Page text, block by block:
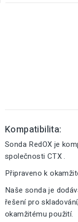
Kompatibilita:
Sonda RedOX je
společnosti CTX .
Připraveno k
Naše sonda je
řešení pro
okamžitému použití.